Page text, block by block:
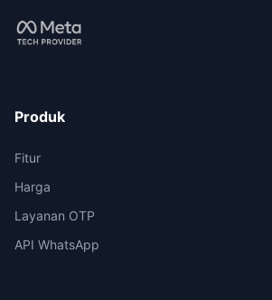
Produk
Fitur
Harga
Layanan OTP
API WhatsApp